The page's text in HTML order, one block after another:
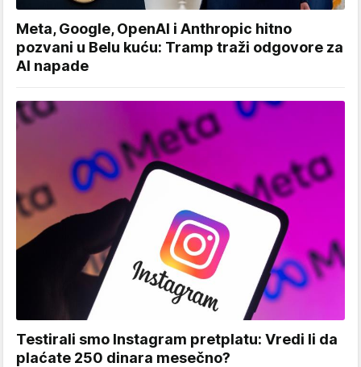
Meta, Google, OpenAI i Anthropic hitno
pozvani u Belu kuću: Tramp traži odgovore za
AI napade
Testirali smo Instagram pretplatu: Vredi li da
plaćate 250 dinara mesečno?